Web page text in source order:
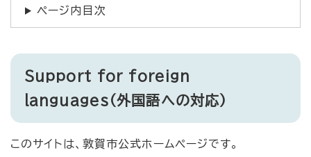
ページ内目次
Support for foreign
languages（外国語への対応）
このサイトは、敦賀市公式ホームページです。